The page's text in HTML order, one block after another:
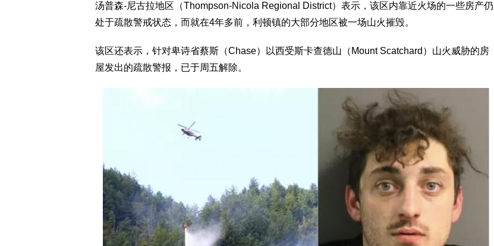
汤普森-尼古拉地区（Thompson-Nicola Regional District）表示，该区内靠近火场的一些房产仍
处于疏散警戒状态，而就在4年多前，利顿镇的大部分地区被一场山火摧毁。
该区还表示，针对卑诗省蔡斯（Chase）以西受斯卡查德山（Mount Scatchard）山火威胁的房
屋发出的疏散警报，已于周五解除。